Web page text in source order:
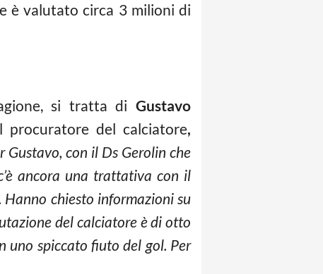
è valutato circa 3 milioni di
si tratta di Gustavo
procuratore del calciatore,
Gustavo, con il Ds Gerolin che
ancora una trattativa con il
chiesto informazioni su
del calciatore è di otto
uno spiccato fiuto del gol. Per